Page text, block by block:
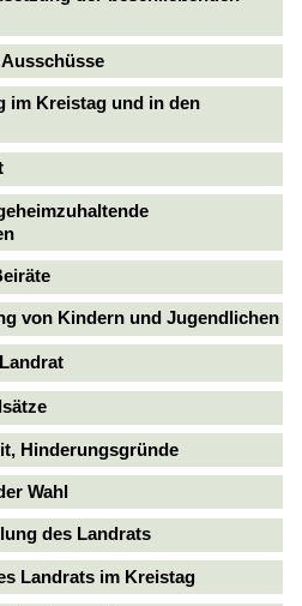
im Kreistag und in den
von Kindern und Jugendlichen
Hinderungsgründe
Wahl
des Landrats
Landrats im Kreistag